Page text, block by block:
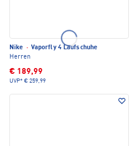
Nike · Vaporfly 4 Laufschuhe
Herren
€ 189,99
UVP* € 259,99